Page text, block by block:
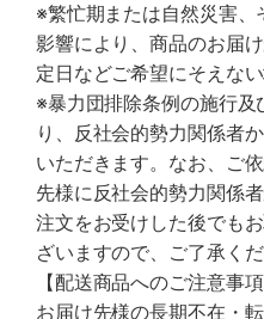
※繁忙期または自然災害、
影響により、商品のお届
定日などご希望にそえな
※暴力団排除条例の施行及
り、反社会的勢力関係者
いただきます。なお、ご
先様に反社会的勢力関係
注文をお受けした後でも
ざいますので、ご了承くだ
【配送商品へのご注意事項
お届け先様の長期不在・